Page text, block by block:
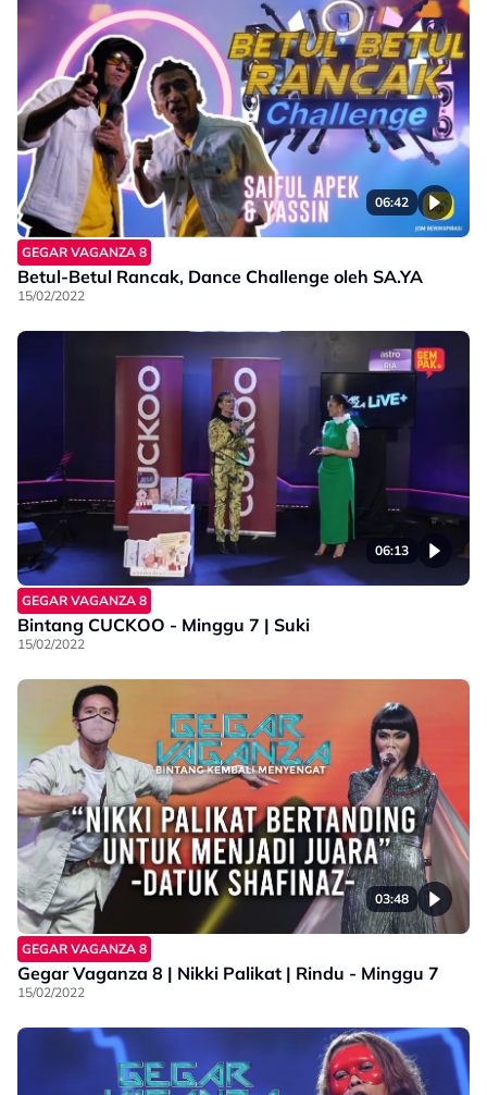
06:42
GEGAR VAGANZA 8
Betul-Betul Rancak, Dance Challenge oleh SA.YA
15/02/2022
06:13
GEGAR VAGANZA 8
Bintang CUCKOO - Minggu 7 | Suki
15/02/2022
03:48
GEGAR VAGANZA 8
Gegar Vaganza 8 | Nikki Palikat | Rindu - Minggu 7
15/02/2022